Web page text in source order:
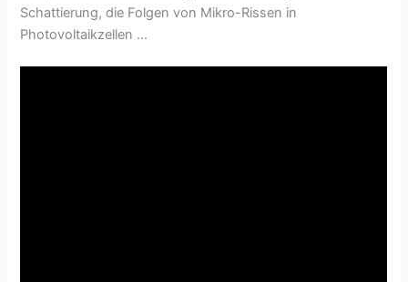
Schattierung, die Folgen von Mikro-Rissen in
Photovoltaikzellen …